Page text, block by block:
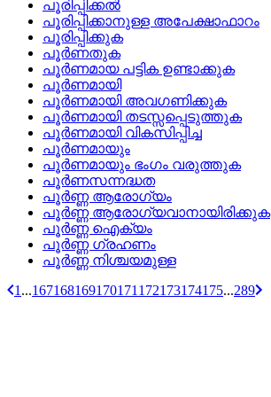
പൂരിപ്പിക്കല്‍
പൂരിപ്പിക്കാനുള്ള അപേക്ഷാഫാറം
പൂരിപ്പിക്കുക
പൂര്‍ണതുക
പൂര്‍ണമായ പട്ടിക ഉണ്ടാക്കുക
പൂര്‍ണമായി
പൂര്‍ണമായി അവഗണിക്കുക
പൂര്‍ണമായി തടസ്സപ്പെടുത്തുക
പൂര്‍ണമായി വികസിപ്പിച്ച
പൂര്‍ണമായും
പൂര്‍ണമായും ഭംഗം വരുത്തുക
പൂര്‍ണസന്നദ്ധത
പൂര്‍ണ്ണ ആരോഗ്യം
പൂര്‍ണ്ണ ആരോഗ്യവാനായിരിക്കുക
പൂര്‍ണ്ണ ഐക്യം
പൂര്‍ണ്ണ ഗ്രഹണം
പൂര്‍ണ്ണ നിശ്ചയമുള്ള
1 ...167168169170171 172173174175...289